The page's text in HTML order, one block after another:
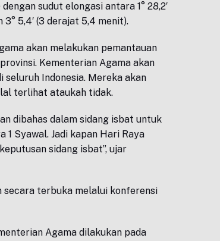
sudut elongasi antara 1° 28,2′
5,4′ (3 derajat 5,4 menit).
akan melakukan pemantauan
Kementerian Agama akan
Indonesia. Mereka akan
terlihat ataukah tidak.
dibahas dalam sidang isbat untuk
1 Syawal. Jadi kapan Hari Raya
sidang isbat”, ujar
secara terbuka melalui konferensi
Agama dilakukan pada